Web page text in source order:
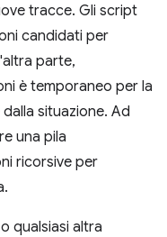
tracce. Gli script
candidati per
parte,
è temporaneo per la
situazione. Ad
una pila
ricorsive per
qualsiasi altra